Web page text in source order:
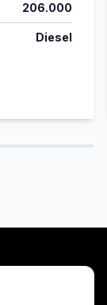
206.000
Diesel